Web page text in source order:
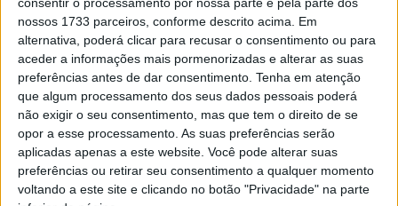
consentir o processamento por nossa parte e pela parte dos
nossos 1733 parceiros, conforme descrito acima. Em
alternativa, poderá clicar para recusar o consentimento ou para
aceder a informações mais pormenorizadas e alterar as suas
preferências antes de dar consentimento. Tenha em atenção
que algum processamento dos seus dados pessoais poderá
não exigir o seu consentimento, mas que tem o direito de se
opor a esse processamento. As suas preferências serão
aplicadas apenas a este website. Você pode alterar suas
preferências ou retirar seu consentimento a qualquer momento
voltando a este site e clicando no botão "Privacidade" na parte
TAGS Académico de Viseu Futebol Viseu